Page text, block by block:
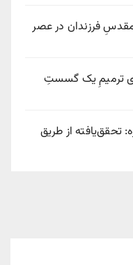
فرزندان در عصر
ترمیمِ یک گسستِ
تحقق‌یافته از طریق